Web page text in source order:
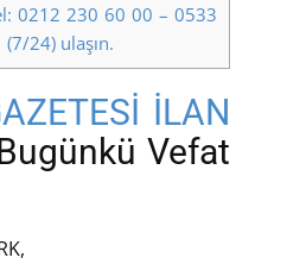
0212 230 60 00 – 0533
24) ulaşın.
İLAN
Vefat